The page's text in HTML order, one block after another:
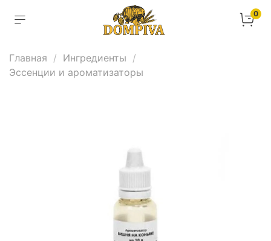
0
Главная
Ингредиенты
Эссенции и ароматизаторы